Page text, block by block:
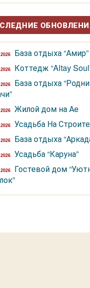
База отдыха “Амир”
Коттедж “Altay
База отдыха
Жилой дом на Ае
Усадьба На
База отдыха
Усадьба “Каруна”
Гостевой дом